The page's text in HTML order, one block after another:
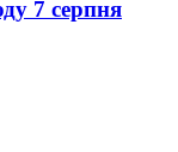
7 серпня